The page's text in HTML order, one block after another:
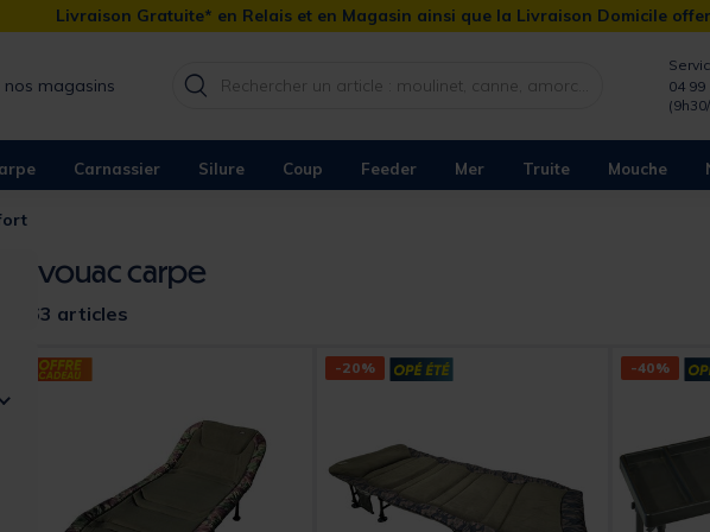
Livraison Gratuite* en Relais et en Magasin ainsi que la Livraison Domicile
magasins
04 99
Carnassier Silure Coup Feeder Mer Truite Mouche
Bivouac carpe
263 articles
-20% -40%